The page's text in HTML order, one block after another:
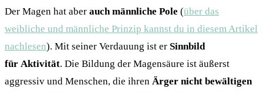
Der Magen hat aber auch männliche Pole (über das
weibliche und männliche Prinzip kannst du in diesem Artikel
nachlesen). Mit seiner Verdauung ist er Sinnbild
für Aktivität. Die Bildung der Magensäure ist äußerst
aggressiv und Menschen, die ihren Ärger nicht bewältigen